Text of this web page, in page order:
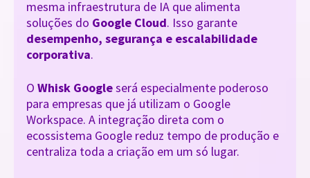
mesma infraestrutura de IA que alimenta
soluções do Google Cloud. Isso garante
desempenho, segurança e escalabilidade
corporativa.
O Whisk Googleserá especialmente poderoso
para empresas que já utilizam o Google
Workspace. A integração direta com o
ecossistema Google reduz tempo de produção e
centraliza toda a criação em um só lugar.